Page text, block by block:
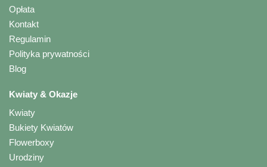
Opłata
Kontakt
Regulamin
Polityka prywatności
Blog
Kwiaty & Okazje
Kwiaty
Bukiety Kwiatów
Flowerboxy
Urodziny